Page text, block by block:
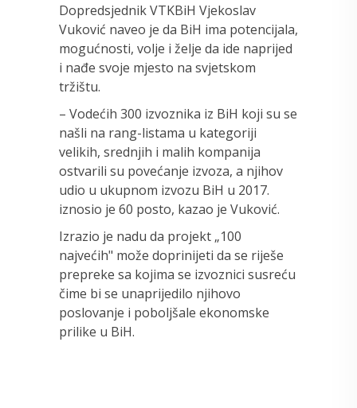
Dopredsjednik VTKBiH Vjekoslav
Vuković naveo je da BiH ima potencijala,
mogućnosti, volje i želje da ide naprijed
i nađe svoje mjesto na svjetskom
tržištu.
– Vodećih 300 izvoznika iz BiH koji su se
našli na rang-listama u kategoriji
velikih, srednjih i malih kompanija
ostvarili su povećanje izvoza, a njihov
udio u ukupnom izvozu BiH u 2017.
iznosio je 60 posto, kazao je Vuković.
Izrazio je nadu da projekt „100
najvećih" može doprinijeti da se riješe
prepreke sa kojima se izvoznici susreću
čime bi se unaprijedilo njihovo
poslovanje i poboljšale ekonomske
prilike u BiH.